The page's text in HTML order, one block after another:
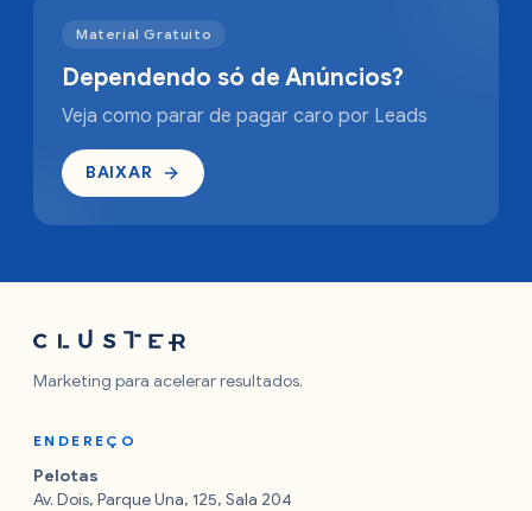
Material Gratuito
Dependendo só de Anúncios?
Veja como parar de pagar caro por Leads
BAIXAR
Marketing para acelerar resultados.
ENDEREÇO
Pelotas
Av. Dois, Parque Una, 125, Sala 204